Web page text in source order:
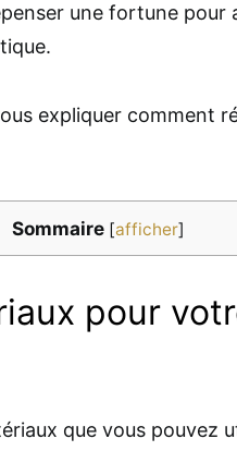
une fortune pour
expliquer comment
Sommaire [afficher]
pour
que vous pouvez